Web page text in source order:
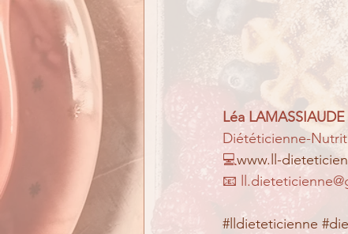
Léa LAMASSIAUDE
Diététicienne-
💻www.ll-
📧
#lldieteticienne